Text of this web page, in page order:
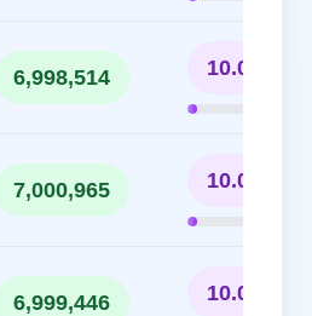
6,998,514 10.00%
7,000,965 10.00%
6,999,446 10.00%